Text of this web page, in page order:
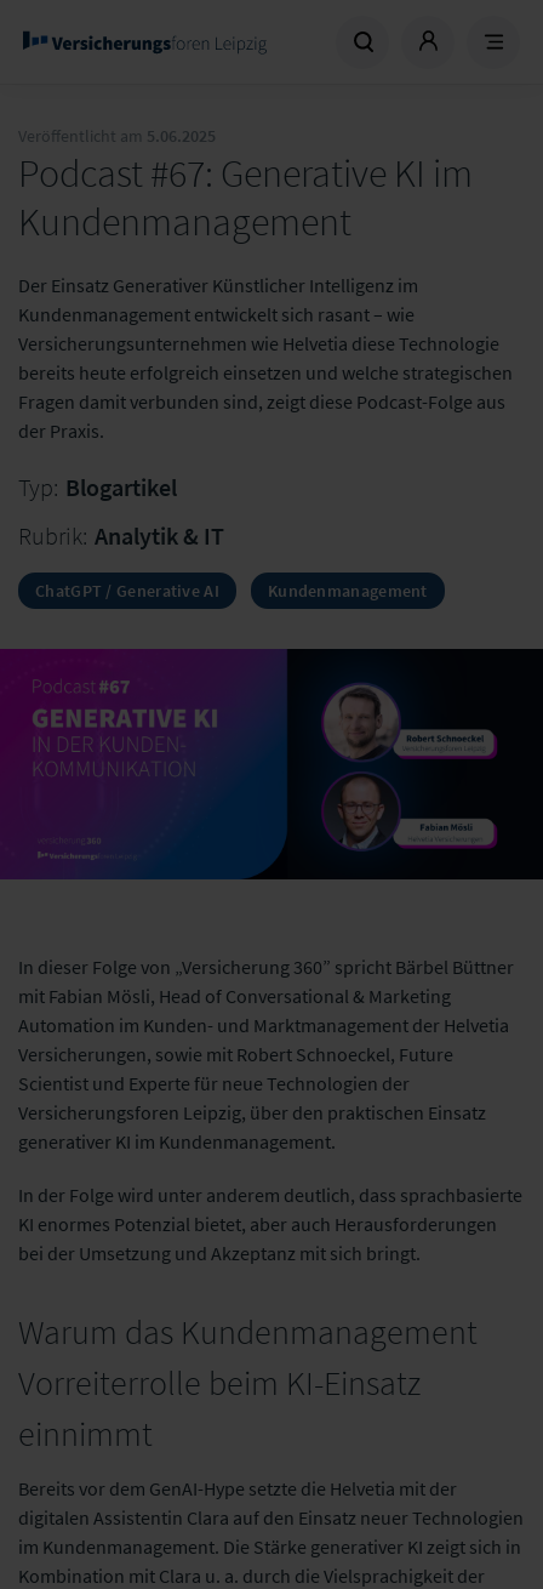
Veröffentlicht am 5.06.2025
Podcast #67: Generative KI im
Kundenmanagement
Der Einsatz Generativer Künstlicher Intelligenz im
Kundenmanagement entwickelt sich rasant – wie
Versicherungsunternehmen wie Helvetia diese Technologie
bereits heute erfolgreich einsetzen und welche strategischen
Fragen damit verbunden sind, zeigt diese Podcast-Folge aus
der Praxis.
Typ: Blogartikel
Rubrik: Analytik & IT
ChatGPT / Generative AI Kundenmanagement
In dieser Folge von „Versicherung 360” spricht Bärbel Büttner
mit Fabian Mösli, Head of Conversational & Marketing
Automation im Kunden- und Marktmanagement der Helvetia
Versicherungen, sowie mit Robert Schnoeckel, Future
Scientist und Experte für neue Technologien der
Versicherungsforen Leipzig, über den praktischen Einsatz
generativer KI im Kundenmanagement.
In der Folge wird unter anderem deutlich, dass sprachbasierte
KI enormes Potenzial bietet, aber auch Herausforderungen
bei der Umsetzung und Akzeptanz mit sich bringt.
Warum das Kundenmanagement
Vorreiterrolle beim KI-Einsatz
einnimmt
Bereits vor dem GenAI-Hype setzte die Helvetia mit der
digitalen Assistentin Clara auf den Einsatz neuer Technologien
im Kundenmanagement. Die Stärke generativer KI zeigt sich in
Kombination mit Clara u. a. durch die Vielsprachigkeit der